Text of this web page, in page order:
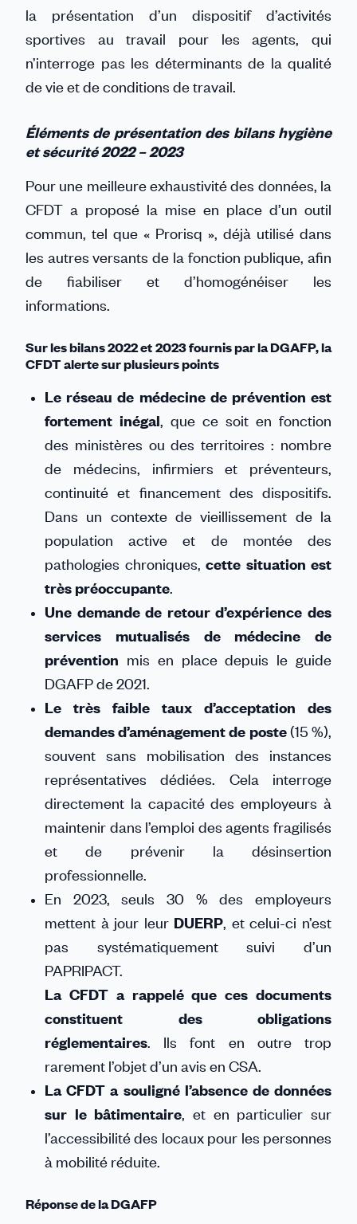
la présentation d’un dispositif d’activités
sportives au travail pour les agents, qui
n’interroge pas les déterminants de la qualité
de vie et de conditions de travail.
Éléments de présentation des bilans hygiène
et sécurité 2022 – 2023
Pour une meilleure exhaustivité des données, la
CFDT a proposé la mise en place d’un outil
commun, tel que « Prorisq », déjà utilisé dans
les autres versants de la fonction publique, afin
de fiabiliser et d’homogénéiser les
informations.
Sur les bilans 2022 et 2023 fournis par la DGAFP,la
CFDT alerte sur plusieurs points
Le réseau de médecine de prévention est
fortement inégal, que ce soit en fonction
des ministères ou des territoires : nombre
de médecins, infirmiers et préventeurs,
continuité et financement des dispositifs.
Dans un contexte de vieillissement de la
population active et de montée des
pathologies chroniques, cette situation est
très préoccupante.
Une demande de retour d’expérience des
services mutualisés de médecine de
prévention mis en place depuis le guide
DGAFP de 2021.
Le très faible taux d’acceptation des
demandes d’aménagement de poste(15 %),
souvent sans mobilisation des instances
représentatives dédiées. Cela interroge
directement la capacité des employeurs à
maintenir dans l’emploi des agents fragilisés
et de prévenir la désinsertion
professionnelle.
En 2023, seuls 30 % des employeurs
mettent à jour leur DUERP, et celui-ci n’est
pas systématiquement suivi d’un
PAPRIPACT.
La CFDT a rappelé que ces documents
constituent des obligations
réglementaires. Ils font en outre trop
rarement l’objet d’un avis en CSA.
La CFDT a souligné l’absence de données
sur le bâtimentaire, et en particulier sur
l’accessibilité des locaux pour les personnes
à mobilité réduite.
Réponse de la DGAFP